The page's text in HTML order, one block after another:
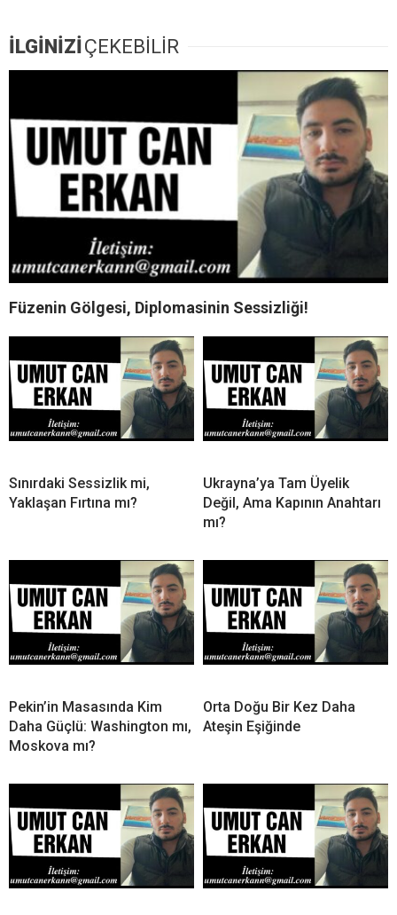
İLGİNİZİÇEKEBİLİR
Füzenin Gölgesi, Diplomasinin Sessizliği!
Sınırdaki Sessizlik mi,
Yaklaşan Fırtına mı?
Ukrayna’ya Tam Üyelik
Değil, Ama Kapının Anahtarı
mı?
Pekin’in Masasında Kim
Daha Güçlü: Washington mı,
Moskova mı?
Orta Doğu Bir Kez Daha
Ateşin Eşiğinde